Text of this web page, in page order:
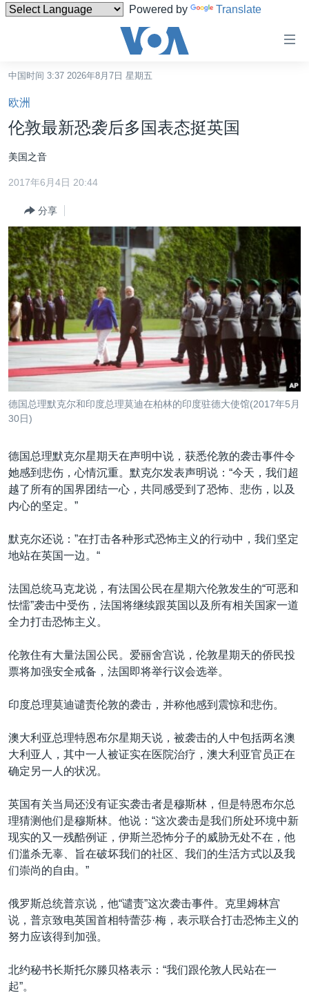
Powered by Translate
碍
链
接
转
内
转
到
导
航
跳
转
到
索
中国
台湾
港澳
国际
最新国际新闻
印太
中东
欧洲
非洲
美洲
分类新闻
经济·金融·贸易
人权·法律·宗教
科教·文娱·体健
军事
劳工
美中关系
热点专题
白宫要闻
国会报道
美中关系
美国建国250周年
埃博拉疫情
重要讲话与声明
台海两岸关系
南中国海争端
关注西藏
关注新疆
GEN Z 看美国
VOA视频
VOA今日焦点
中文广播
关注我们
其他语言网站
中国时间 3:37 2026年8月7日 星期五
欧洲
伦敦最新恐袭后多国表态挺英国
美国之音
2017年6月4日 20:44
分享
德国总理默克尔和印度总理莫迪在柏林的印度驻德大使馆(2017年5月
30日)
德国总理默克尔星期天在声明中说，获悉伦敦的袭击事件令
她感到悲伤，心情沉重。默克尔发表声明说：“今天，我们超
越了所有的国界团结一心，共同感受到了恐怖、悲伤，以及
内心的坚定。”
默克尔还说：”在打击各种形式恐怖主义的行动中，我们坚定
地站在英国一边。“
法国总统马克龙说，有法国公民在星期六伦敦发生的“可恶和
怯懦”袭击中受伤，法国将继续跟英国以及所有相关国家一道
全力打击恐怖主义。
伦敦住有大量法国公民。爱丽舍宫说，伦敦星期天的侨民投
票将加强安全戒备，法国即将举行议会选举。
印度总理莫迪谴责伦敦的袭击，并称他感到震惊和悲伤。
澳大利亚总理特恩布尔星期天说，被袭击的人中包括两名澳
大利亚人，其中一人被证实在医院治疗，澳大利亚官员正在
确定另一人的状况。
英国有关当局还没有证实袭击者是穆斯林，但是特恩布尔总
理猜测他们是穆斯林。他说：“这次袭击是我们所处环境中新
现实的又一残酷例证，伊斯兰恐怖分子的威胁无处不在，他
们滥杀无辜、旨在破坏我们的社区、我们的生活方式以及我
们崇尚的自由。”
俄罗斯总统普京说，他“谴责”这次袭击事件。克里姆林宫
说，普京致电英国首相特蕾莎·梅，表示联合打击恐怖主义的
努力应该得到加强。
北约秘书长斯托尔滕贝格表示：“我们跟伦敦人民站在一
起”。